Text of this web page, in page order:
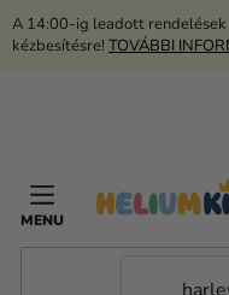
Ugrás
A 14:00-ig leadott
kézbesítésre! TOVÁBBI